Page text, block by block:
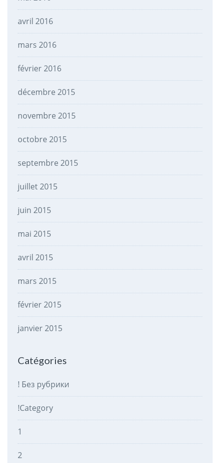
avril 2016
mars 2016
février 2016
décembre 2015
novembre 2015
octobre 2015
septembre 2015
juillet 2015
juin 2015
mai 2015
avril 2015
mars 2015
février 2015
janvier 2015
Catégories
! Без рубрики
!Category
1
2